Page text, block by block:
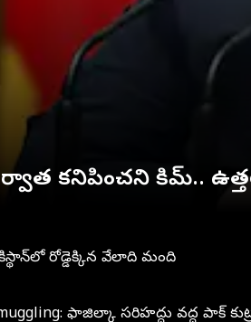
తర్వాత కనిపించని కిమ్..
రోడ్డెక్కిన వేలాది మంది
ఫాజిల్కా సరిహద్దు వద్ద పాక్‌